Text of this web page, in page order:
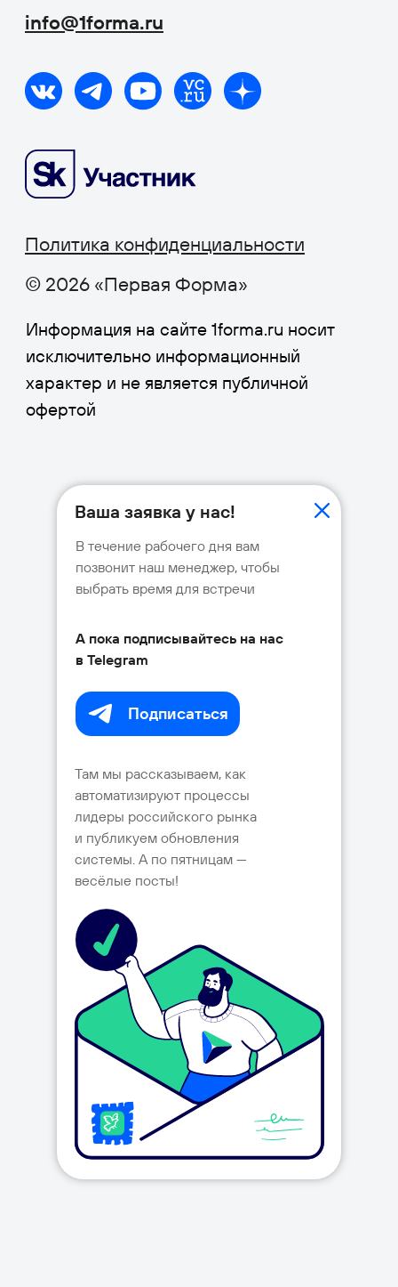
В течение рабочего дня вам
позвонит наш менеджер, чтобы
выбрать время для встречи
Ваша заявка у нас!
А пока подписывайтесь на нас
в Telegram
Там мы рассказываем, как
автоматизируют процессы
лидеры российского рынка
и публикуем обновления
системы. А по пятницам —
весёлые посты!
Подписаться⠀